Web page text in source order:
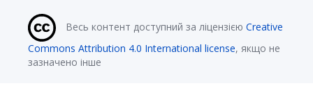
Весь контент доступний за ліцензією Creative
Commons Attribution 4.0 International license, якщо не
зазначено інше